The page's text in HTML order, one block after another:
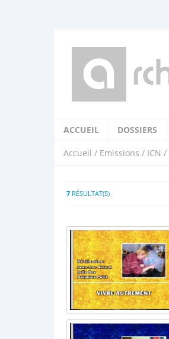
ACCUEIL DOSSIERS
Accueil / Emissions / ICN /
7 RÉSULTAT(S)